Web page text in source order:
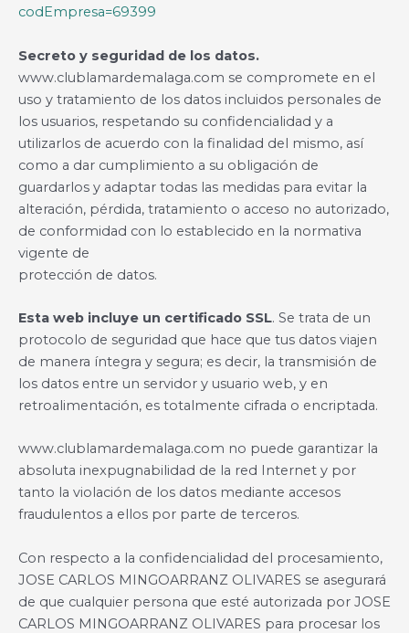
codEmpresa=69399
Secreto y seguridad de los datos.
www.clublamardemalaga.com se compromete en el
uso y tratamiento de los datos incluidos personales de
los usuarios, respetando su confidencialidad y a
utilizarlos de acuerdo con la finalidad del mismo, así
como a dar cumplimiento a su obligación de
guardarlos y adaptar todas las medidas para evitar la
alteración, pérdida, tratamiento o acceso no autorizado,
de conformidad con lo establecido en la normativa
vigente de
protección de datos.
Esta web incluye un certificado SSL. Se trata de un
protocolo de seguridad que hace que tus datos viajen
de manera íntegra y segura; es decir, la transmisión de
los datos entre un servidor y usuario web, y en
retroalimentación, es totalmente cifrada o encriptada.
www.clublamardemalaga.com no puede garantizar la
absoluta inexpugnabilidad de la red Internet y por
tanto la violación de los datos mediante accesos
fraudulentos a ellos por parte de terceros.
Con respecto a la confidencialidad del procesamiento,
JOSE CARLOS MINGOARRANZ OLIVARES se asegurará
de que cualquier persona que esté autorizada por JOSE
CARLOS MINGOARRANZ OLIVARES para procesar los